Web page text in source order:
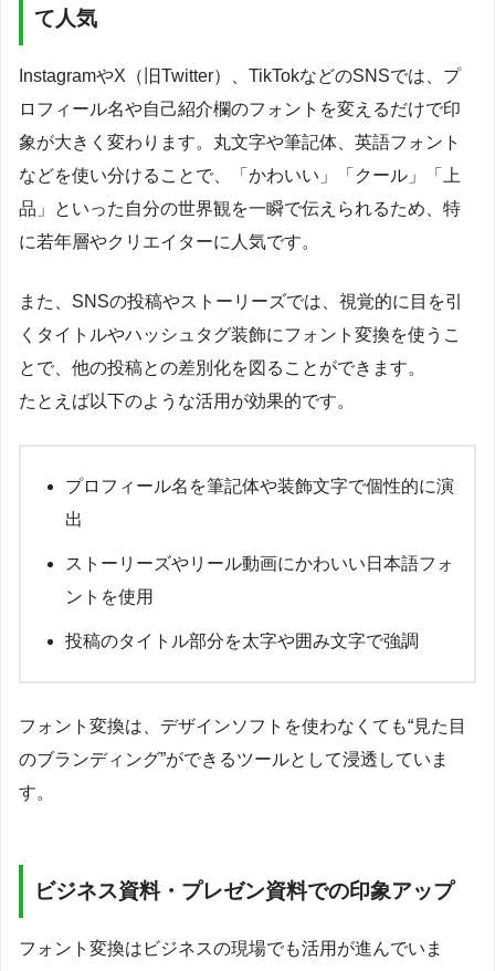
て人気
InstagramやX（旧Twitter）、TikTokなどのSNSでは、プ
ロフィール名や自己紹介欄のフォントを変えるだけで印
象が大きく変わります。丸文字や筆記体、英語フォント
などを使い分けることで、「かわいい」「クール」「上
品」といった自分の世界観を一瞬で伝えられるため、特
に若年層やクリエイターに人気です。
また、SNSの投稿やストーリーズでは、視覚的に目を引
くタイトルやハッシュタグ装飾にフォント変換を使うこ
とで、他の投稿との差別化を図ることができます。
たとえば以下のような活用が効果的です。
プロフィール名を筆記体や装飾文字で個性的に演
出
ストーリーズやリール動画にかわいい日本語フォ
ントを使用
投稿のタイトル部分を太字や囲み文字で強調
フォント変換は、デザインソフトを使わなくても“見た目
のブランディング”ができるツールとして浸透していま
す。
ビジネス資料・プレゼン資料での印象アップ
フォント変換はビジネスの現場でも活用が進んでいま